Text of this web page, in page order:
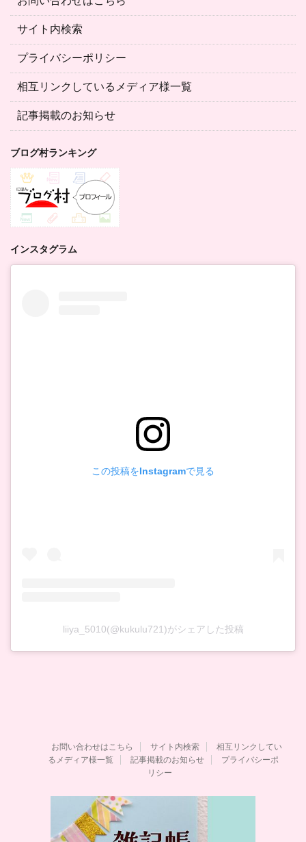
サイト内検索
プライバシーポリシー
相互リンクしているメディア様一覧
記事掲載のお知らせ
ブログ村ランキング
インスタグラム
この投稿をInstagramで見る
liiya_5010(@kukulu721)がシェアした投稿
お問い合わせはこちら サイト内検索
相互リンクしてい
るメディア様一覧
記事掲載のお知らせ
プライバシーポ
リシー